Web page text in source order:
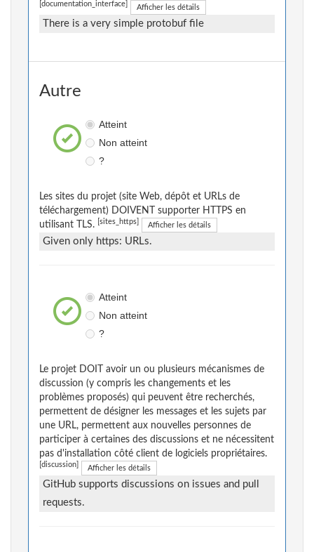
[documentation_interface] Afficher les détails
There is a very simple protobuf file
Autre
Atteint
Non atteint
?
Les sites du projet (site Web, dépôt et URLs de
téléchargement) DOIVENT supporter HTTPS en
utilisant TLS.
[sites_https] Afficher les détails
Given only https: URLs.
Atteint
Non atteint
?
Le projet DOIT avoir un ou plusieurs mécanismes de
discussion (y compris les changements et les
problèmes proposés) qui peuvent être recherchés,
permettent de désigner les messages et les sujets par
une URL, permettent aux nouvelles personnes de
participer à certaines des discussions et ne nécessitent
pas d'installation côté client de logiciels propriétaires.
[discussion] Afficher les détails
GitHub supports discussions on issues and pull
requests.